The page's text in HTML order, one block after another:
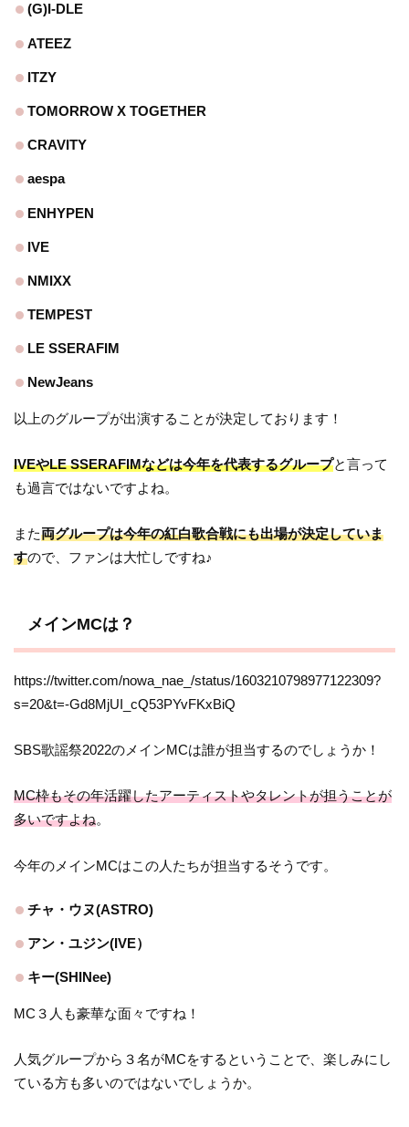
(G)I-DLE
ATEEZ
ITZY
TOMORROW X TOGETHER
CRAVITY
aespa
ENHYPEN
IVE
NMIXX
TEMPEST
LE SSERAFIM
NewJeans
以上のグループが出演することが決定しております！
IVEやLE SSERAFIMなどは今年を代表するグループと言って
も過言ではないですよね。
また両グループは今年の紅白歌合戦にも出場が決定していま
すので、ファンは大忙しですね♪
メインMCは？
https://twitter.com/nowa_nae_/status/1603210798977122309?
s=20&t=-Gd8MjUI_cQ53PYvFKxBiQ
SBS歌謡祭2022のメインMCは誰が担当するのでしょうか！
MC枠もその年活躍したアーティストやタレントが担うことが
多いですよね。
今年のメインMCはこの人たちが担当するそうです。
チャ・ウヌ(ASTRO)
アン・ユジン(IVE）
キー(SHINee)
MC３人も豪華な面々ですね！
人気グループから３名がMCをするということで、楽しみにし
ている方も多いのではないでしょうか。